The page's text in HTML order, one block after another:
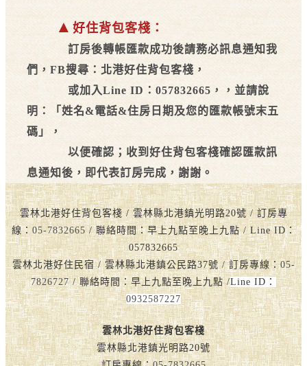
▲ 好住背包客棧：
訂房後轉帳匯款成功後請務必訊息通知我
們， FB搜尋：北港好住背包客棧，
或加入Line ID：057832665，，並請說
明：「姓名&電話&住房日期及您的匯款帳號末五
碼」，
以便確認；收到好住背包客棧確認匯款訊
息通知後，即代表訂房完成，謝謝。
雲林北港好住背包客棧 / 雲林縣北港鎮光明路20號 / 訂房專
線： 05-7832665/ 聯絡時間：早上九點至晚上九點 / Line ID：
057832665
雲林北港好住民宿 / 雲林縣北港鎮公民路37號 / 訂房專線：05-
7826727/ 聯絡時間：早上九點至晚上九點 /Line ID：
0932587227
雲林北港好住背包客棧
雲林縣北港鎮光明路20號